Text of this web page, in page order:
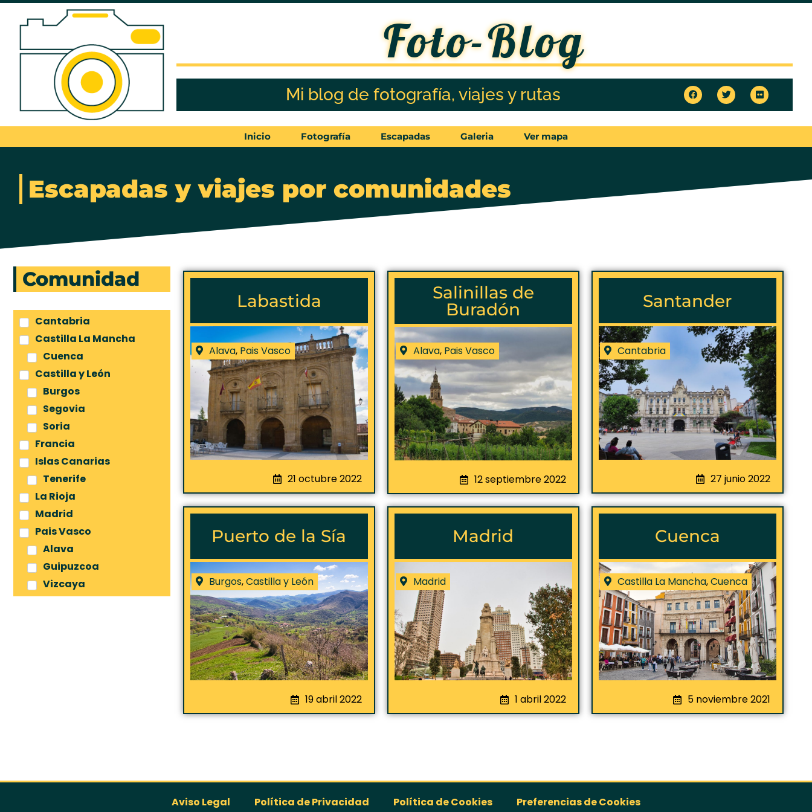
Foto-Blog
Mi blog de fotografía, viajes y rutas
Inicio Fotografía Escapadas Galeria Ver mapa
Escapadas y viajes por comunidades
Comunidad
Cantabria
Castilla La Mancha
Cuenca
Castilla y León
Burgos
Segovia
Soria
Francia
Islas Canarias
Tenerife
La Rioja
Madrid
Pais Vasco
Alava
Guipuzcoa
Vizcaya
Labastida
Alava, Pais Vasco
21 octubre 2022
Salinillas de
Buradón
Alava, Pais Vasco
12 septiembre 2022
Santander
Cantabria
27 junio 2022
Puerto de la Sía
Burgos,Castilla y León
19 abril 2022
Madrid
Madrid
1 abril 2022
Cuenca
Castilla La Mancha,Cuenca
5 noviembre 2021
Aviso Legal Política de Privacidad Política de Cookies Preferencias de Cookies